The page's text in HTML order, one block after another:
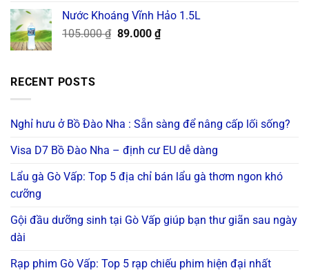
was:
130.000 ₫.
is:
120.000 ₫.
Nước Khoáng Vĩnh Hảo 1.5L
105.000₫ Original
89.000 ₫Current
RECENT POSTS
Nghỉ hưu ở Bồ Đào Nha : Sẵn sàng để nâng cấp lối sống?
Visa D7 Bồ Đào Nha – định cư EU dễ dàng
Lẩu gà Gò Vấp: Top 5 địa chỉ bán lẩu gà thơm ngon khó
cưỡng
Gội đầu dưỡng sinh tại Gò Vấp giúp bạn thư giãn sau ngày
dài
Rạp phim Gò Vấp: Top 5 rạp chiếu phim hiện đại nhất